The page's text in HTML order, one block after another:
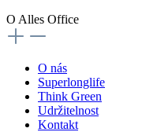
O Alles Office
O nás
Superlonglife
Think Green
Udržitelnost
Kontakt